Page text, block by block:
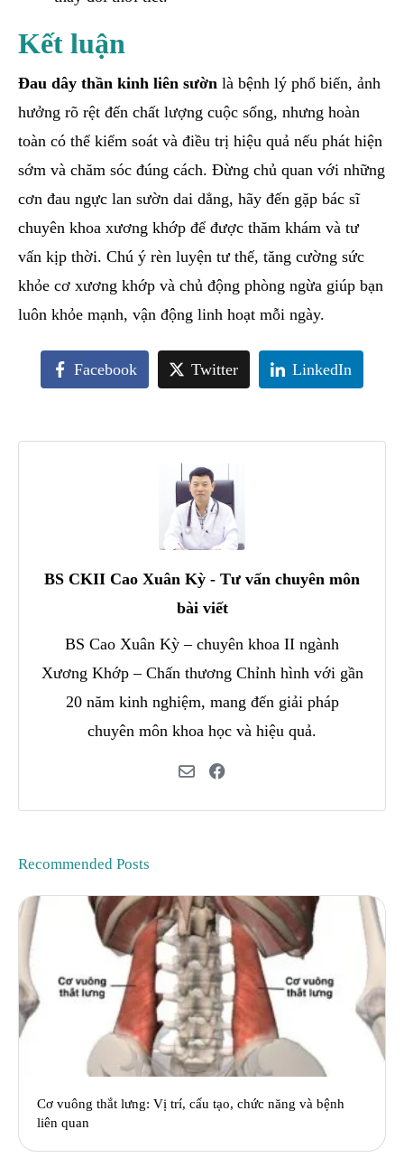
Kết luận
Đau dây thần kinh liên sườn là bệnh lý phổ biến, ảnh
hưởng rõ rệt đến chất lượng cuộc sống, nhưng hoàn
toàn có thể kiểm soát và điều trị hiệu quả nếu phát hiện
sớm và chăm sóc đúng cách. Đừng chủ quan với những
cơn đau ngực lan sườn dai dẳng, hãy đến gặp bác sĩ
chuyên khoa xương khớp để được thăm khám và tư
vấn kịp thời. Chú ý rèn luyện tư thế, tăng cường sức
khỏe cơ xương khớp và chủ động phòng ngừa giúp bạn
luôn khỏe mạnh, vận động linh hoạt mỗi ngày.
Facebook Twitter LinkedIn
BS CKII Cao Xuân Kỳ - Tư vấn chuyên môn
bài viết
BS Cao Xuân Kỳ – chuyên khoa II ngành
Xương Khớp – Chấn thương Chỉnh hình với gần
20 năm kinh nghiệm, mang đến giải pháp
chuyên môn khoa học và hiệu quả.
Recommended Posts
Cơ vuông thắt lưng: Vị trí, cấu tạo, chức năng và bệnh
liên quan